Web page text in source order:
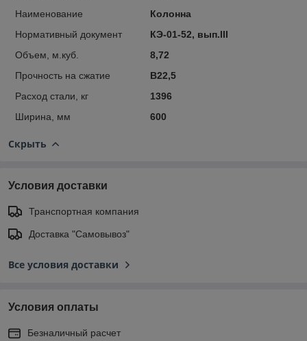
Наименование
Колонна
Нормативный документ
КЭ-01-52, вып.III
Объем, м.куб.
8,72
Прочность на сжатие
B22,5
Расход стали, кг
1396
Ширина, мм
600
Скрыть
Условия доставки
Транспортная компания
Доставка "Самовывоз"
Все условия доставки
Условия оплаты
Безналичный расчет